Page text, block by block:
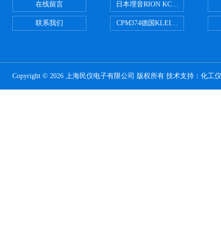
在线留言
联系我们
日本理音RION KC-51/KC-52便携
CPM374德国KLEINWAECHTER
Copyright © 2026 上海民仪电子有限公司 版权所有 技术支持： 化工